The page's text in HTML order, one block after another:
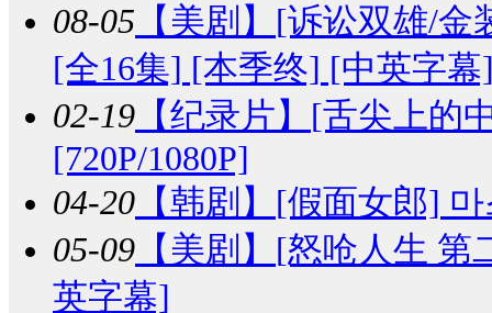
08-05 【美剧】 [诉讼双雄/金
[全16集] [本季终] [中英字幕
02-19 【纪录片】 [舌尖上的
[720P/1080P]
04-20 【韩剧】 [假面女郎]
05-09 【美剧】 [怒呛人生 第
英字幕]